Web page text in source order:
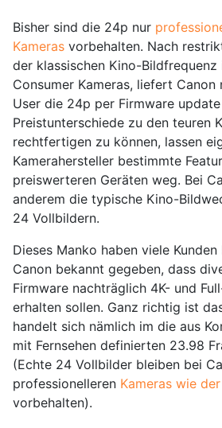
Bisher sind die 24p nur
Kameras vorbehalten. Nach
der klassischen Kino-
Consumer Kameras, liefert
User die 24p per Firmware update
Preistunterschiede zu den teuren
rechtfertigen zu können, lassen
Kamerahersteller bestimmte
preiswerteren Geräten weg. Bei
anderem die typische Kino-
24 Vollbildern.
Dieses Manko haben viele
Canon bekannt gegeben, dass
Firmware nachträglich 4K- und
erhalten sollen. Ganz richtig ist
handelt sich nämlich im die aus
mit Fernsehen definierten 23.98
(Echte 24 Vollbilder bleiben bei
professionelleren Kameras wie
vorbehalten).